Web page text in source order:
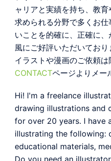
ャリアと実績を持ち、教
求められる分野で多くお
いことを的確に、正確に
風にご好評いただいており
イラストや漫画のご依頼は
CONTACTページよりメー
Hi! I'm a freelance
drawing illustrations and
for over 20 years. I have
illustrating the following:
educational materials,
Do you need an